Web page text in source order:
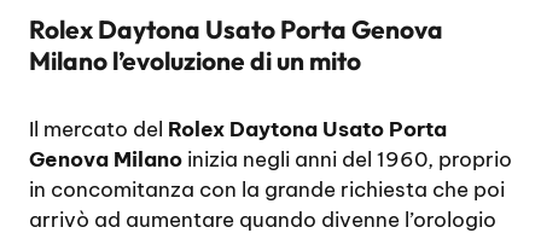
Rolex Daytona Usato Porta Genova
Milano l’evoluzione di un mito
Il mercato del Rolex Daytona Usato Porta
Genova Milano inizia negli anni del 1960, proprio
in concomitanza con la grande richiesta che poi
arrivò ad aumentare quando divenne l’orologio